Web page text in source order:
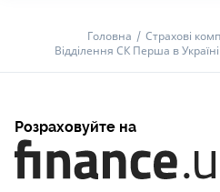
Головна Страхові
Відділення СК Перша в Україні
Розраховуйте на